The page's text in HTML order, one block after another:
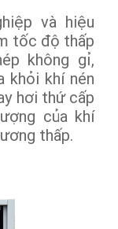
và hiệu
tốc độ thấp
không gỉ,
khỏi khí nén
hơi thứ cấp
của khí
thấp.